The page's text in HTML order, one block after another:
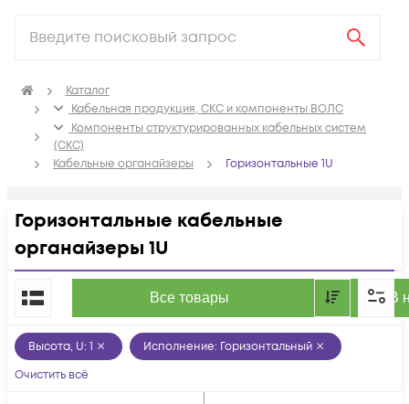
Каталог
Кабельная продукция, СКС и компоненты ВОЛС
Компоненты структурированных кабельных систем
(СКС)
Кабельные органайзеры
Горизонтальные 1U
Горизонтальные кабельные
органайзеры 1U
Все товары В
По популярности
Высота, U: 1 Исполнение: Горизонтальный
Очистить всё